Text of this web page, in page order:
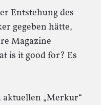
Entstehung des
gegeben hätte,
Magazine
is it good for? Es
„Merkur“